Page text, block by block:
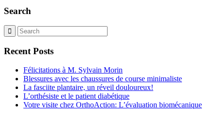
Search
Recent Posts
Félicitations à M. Sylvain Morin
Blessures avec les chaussures de course minimaliste
La fasciite plantaire, un réveil douloureux!
L’orthésiste et le patient diabétique
Votre visite chez OrthoAction: L’évaluation biomécanique